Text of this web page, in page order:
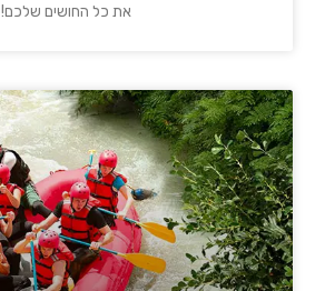
את כל החושים שלכם!